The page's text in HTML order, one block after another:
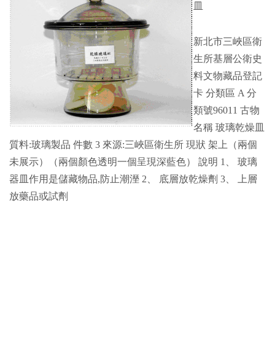
皿
新北市三峽區衛
生所基層公衛史
料文物藏品登記
卡 分類區 A 分
類號96011 古物
名稱 玻璃乾燥皿
質料:玻璃製品 件數 3 來源:三峽區衛生所 現狀 架上（兩個
未展示）（兩個顏色透明一個呈現深藍色） 說明 1、 玻璃
器皿作用是儲藏物品,防止潮溼 2、 底層放乾燥劑 3、 上層
放藥品或試劑